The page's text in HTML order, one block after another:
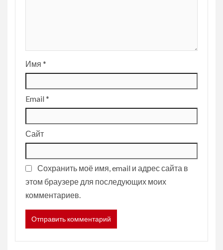
Имя *
Email*
Сайт
Сохранить моё имя, email и адрес сайта в
этом браузере для последующих моих
комментариев.